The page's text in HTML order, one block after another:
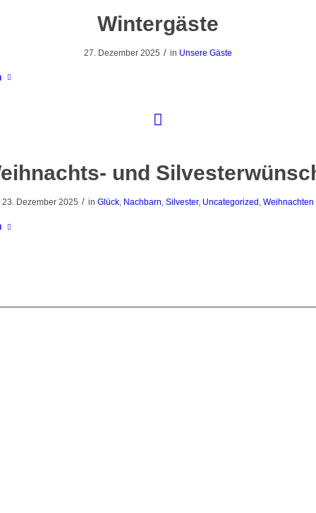
Wintergäste
27. Dezember 2025 / in Unsere Gäste
und
23. Dezember 2025 / in Glück, Nachbarn, Silvester, Uncategorized , Weihnachten